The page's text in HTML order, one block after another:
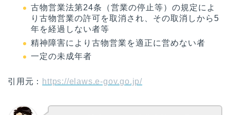
古物営業法第24条（営業の停止等）の規定によ
り古物営業の許可を取消され、その取消しから5
年を経過しない者等
精神障害により古物営業を適正に営めない者
一定の未成年者
引用元： https://elaws.e-gov.go.jp/